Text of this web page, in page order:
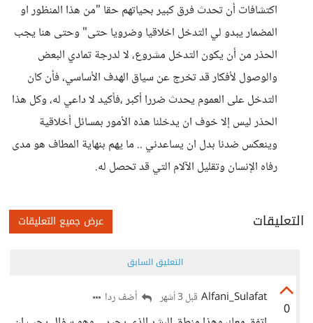
اكتشافات أن تحدث فرق كبير بحياتهم حقا "من هذا المنظور او
المضمار يبدو لي التدخل اخلاقيا وضرويا حتى" وحتى هنا يجب
الحذر من أن يكون التدخل مشروع، لا لدرجة تمادي البعض
والوصول لأفكار قد تخرج عن سياق الهدف الأساسي، فأن كان
التدخل على العموم يحدث ضررا أكبر ،فأكيد لا داعي له، وكل هذا
الحذر ليس إلا خوف ان يدخلنا هذه الأمور بمسائل أخلاقية
وينعكس ضدنا بدل ان يساعدني .. ما يهم بنهاية المطاف هو مدى
رفاه الإنسان وتقليل الآلام التي قد تحصل له.
التعليقات عرض جميع التعليقات
التعليق السابق
0
Alfani_Sulafat قبل 3 أشهر أضف ردا